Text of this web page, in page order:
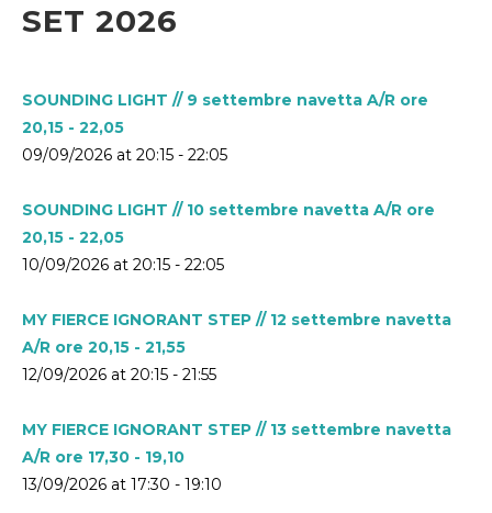
SET 2026
SOUNDING LIGHT // 9 settembre navetta A/R ore
20,15 - 22,05
09/09/2026 at 20:15 - 22:05
SOUNDING LIGHT // 10 settembre navetta A/R ore
20,15 - 22,05
10/09/2026 at 20:15 - 22:05
MY FIERCE IGNORANT STEP // 12 settembre navetta
A/R ore 20,15 - 21,55
12/09/2026 at 20:15 - 21:55
MY FIERCE IGNORANT STEP // 13 settembre navetta
A/R ore 17,30 - 19,10
13/09/2026 at 17:30 - 19:10